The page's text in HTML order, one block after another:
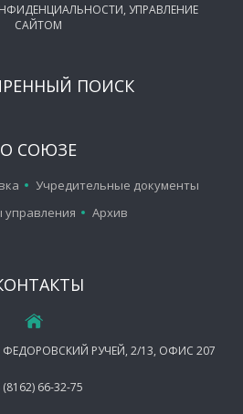
, УПРАВЛЕНИЕ
САЙТОМ
ПОИСК
О СОЮЗЕ
Учредительные документы
управления
Архив
РУЧЕЙ, 2/13, ОФИС 207
(8162) 66-32-75